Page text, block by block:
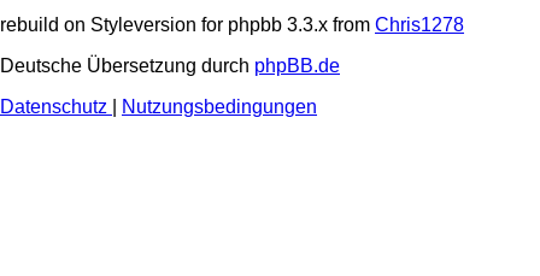
rebuild on Styleversion for phpbb 3.3.x from Chris1278
Deutsche Übersetzung durch phpBB.de
Datenschutz
Nutzungsbedingungen